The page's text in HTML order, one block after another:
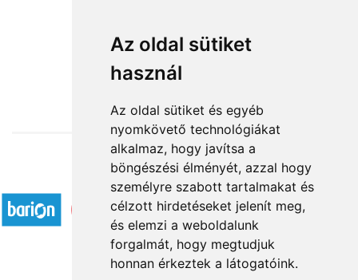
Az oldal sütiket
használ
Az oldal sütiket és egyéb
nyomkövető technológiákat
alkalmaz, hogy javítsa a
böngészési élményét, azzal hogy
személyre szabott tartalmakat és
célzott hirdetéseket jelenít meg,
és elemzi a weboldalunk
forgalmát, hogy megtudjuk
honnan érkeztek a látogatóink.
from HUF20,080
Accepted payment methods